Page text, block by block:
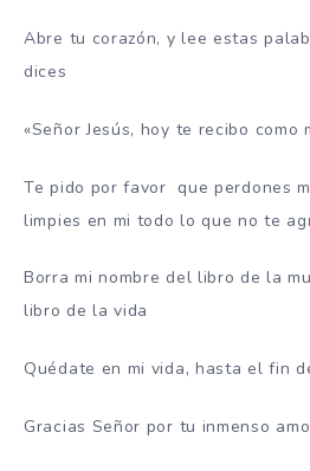
Abre tu corazón, y lee estas
dices
«Señor Jesús, hoy te recibo como
Te pido por favor que perdones
limpies en mi todo lo que no te
Borra mi nombre del libro de la
libro de la vida
Quédate en mi vida, hasta el fin
Gracias Señor por tu inmenso